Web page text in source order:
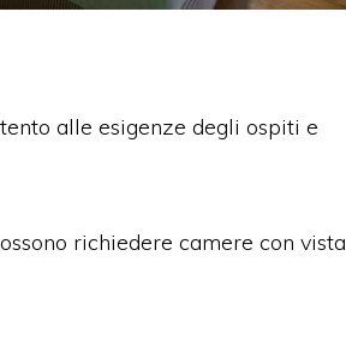
alle esigenze degli ospiti e
richiedere camere con vista